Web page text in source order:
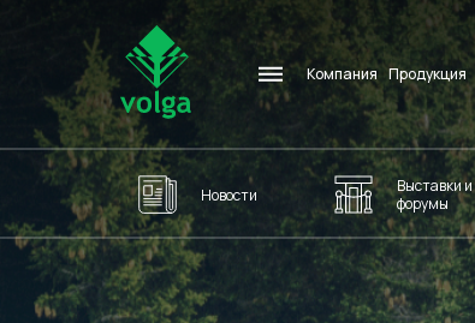
Компания Продукция
Новости
Выставки и
форумы